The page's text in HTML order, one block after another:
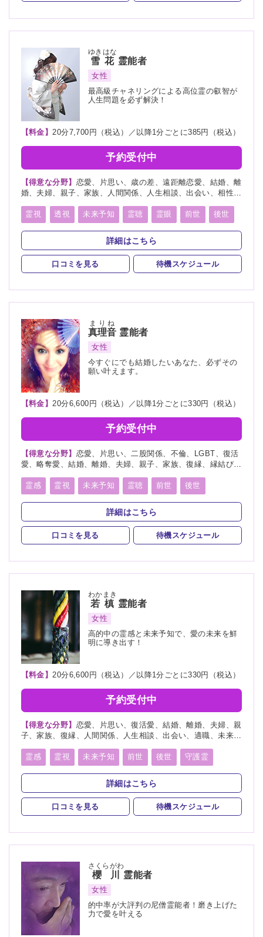
雪花
ゆきはな
霊能者
女性
最高級チャネリングによる高位霊の叡智が
人生問題を必ず解決！
【料金】 20分7,700円（税込）／以降1分ごとに385円（税込）
予約受付中
【得意な分野】 恋愛、片思い、歳の差、遠距離恋愛、結婚、離
婚、夫婦、親子、家族、人間関係、人生相談、出会い、相性、
運、運勢
霊視 透視 未来予知 霊聴 霊眼 前世 後世
守護霊 波動修正 チャネリング
スピリチュアルカウンセリング
詳細はこちら
口コミを見る 待機スケジュール
真理音
まりね
霊能者
女性
今すぐにでも結婚したいあなた、必ずその
願い叶えます。
【料金】20分6,600円（税込）／以降1分ごとに330円（税込）
予約受付中
【得意な分野】 恋愛、片思い、二股関係、不倫、LGBT、復活
愛、略奪愛、結婚、離婚、夫婦、親子、家族、復縁、縁結び、
転職、適職、進路、未来、介護、健康、金運、仕事、引越し、
故人、過去、浮気、総合運、運勢、心霊相談、心霊写真
霊感 霊視 未来予知 霊聴 前世 後世
縁結び 祈願 祈祷
詳細はこちら
口コミを見る 待機スケジュール
若槙
わかまき
霊能者
女性
高的中の霊感と未来予知で、愛の未来を鮮
明に導き出す！
【料金】20分6,600円（税込）／以降1分ごとに330円（税込）
予約受付中
【得意な分野】 恋愛、片思い、復活愛、結婚、離婚、夫婦、親
子、家族、復縁、人間関係、人生相談、出会い、適職、未来、
霊感
霊視 未来予知 前世 後世 守護霊
死者霊の降霊 除霊 浄霊 祈願 供養
詳細はこちら
口コミを見る 待機スケジュール
櫻川
さくらがわ
霊能者
女性
的中率が大評判の尼僧霊能者！磨き上げた
力で愛を叶える